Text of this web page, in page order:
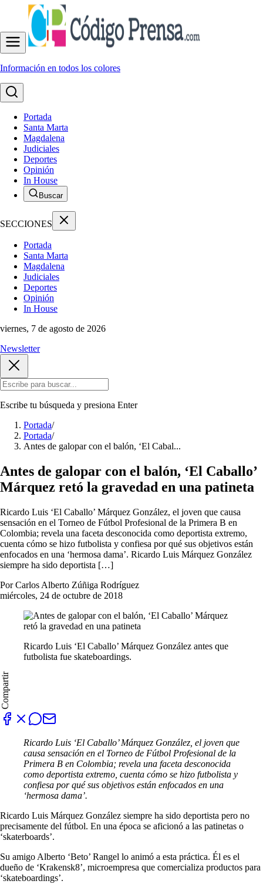
Información en todos los colores
Portada
Santa Marta
Magdalena
Judiciales
Deportes
Opinión
In House
Buscar
SECCIONES
Portada
Santa Marta
Magdalena
Judiciales
Deportes
Opinión
In House
viernes, 7 de agosto de 2026
Newsletter
Escribe tu búsqueda y presiona Enter
Portada/
Portada/
Antes de galopar con el balón, ‘El Cabal...
Antes de galopar con el balón, ‘El Caballo’
Márquez retó la gravedad en una patineta
Ricardo Luis ‘El Caballo’ Márquez González, el joven que causa
sensación en el Torneo de Fútbol Profesional de la Primera B en
Colombia; revela una faceta desconocida como deportista extremo,
cuenta cómo se hizo futbolista y confiesa por qué sus objetivos están
enfocados en una ‘hermosa dama’. Ricardo Luis Márquez González
siempre ha sido deportista […]
Por Carlos Alberto Zúñiga Rodríguez
miércoles, 24 de octubre de 2018
Ricardo Luis ‘El Caballo’ Márquez González antes que
futbolista fue skateboardings.
Compartir
Ricardo Luis ‘El Caballo’ Márquez González, el joven que
causa sensación en el Torneo de Fútbol Profesional de la
Primera B en Colombia; revela una faceta desconocida
como deportista extremo, cuenta cómo se hizo futbolista y
confiesa por qué sus objetivos están enfocados en una
‘hermosa dama’.
Ricardo Luis Márquez González siempre ha sido deportista pero no
precisamente del fútbol. En una época se aficionó a las patinetas o
‘skaterboards’.
Su amigo Alberto ‘Beto’ Rangel lo animó a esta práctica. Él es el
dueño de ‘Krakensk8’, microempresa que comercializa productos para
‘skateboardings’.